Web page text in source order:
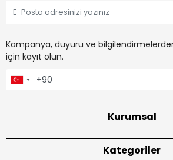
Kampanya, duyuru ve
için kayıt olun.
Kurumsal
Kategoriler